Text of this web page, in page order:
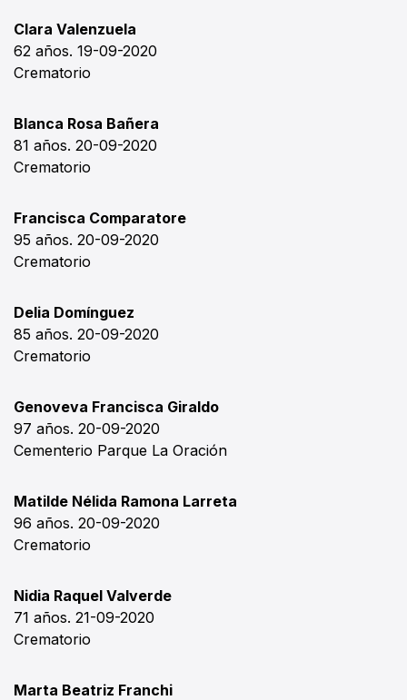
Clara Valenzuela
62 años. 19-09-2020
Crematorio
Blanca Rosa Bañera
81 años. 20-09-2020
Crematorio
Francisca Comparatore
95 años. 20-09-2020
Crematorio
Delia Domínguez
85 años. 20-09-2020
Crematorio
Genoveva Francisca Giraldo
97 años. 20-09-2020
Cementerio Parque La Oración
Matilde Nélida Ramona Larreta
96 años. 20-09-2020
Crematorio
Nidia Raquel Valverde
71 años. 21-09-2020
Crematorio
Marta Beatriz Franchi